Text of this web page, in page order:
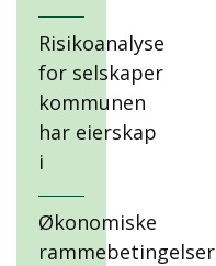
Risikoanalyse
for selskaper
kommunen
har eierskap
i
Økonomiske
rammebetingelser